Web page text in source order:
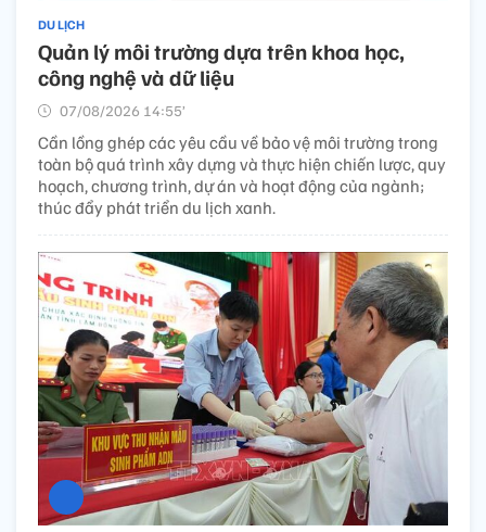
DU LỊCH
Quản lý môi trường dựa trên khoa học,
công nghệ và dữ liệu
07/08/2026 14:55’
Cần lồng ghép các yêu cầu về bảo vệ môi trường trong
toàn bộ quá trình xây dựng và thực hiện chiến lược, quy
hoạch, chương trình, dự án và hoạt động của ngành;
thúc đẩy phát triển du lịch xanh.